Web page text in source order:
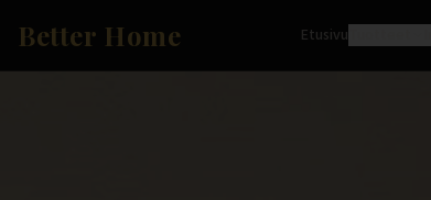
Better Home Etusivu